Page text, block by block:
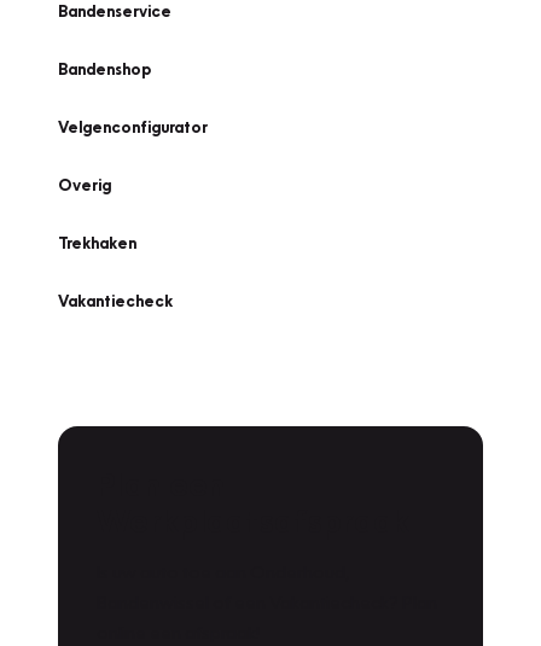
Bandenservice
Bandenshop
Velgenconfigurator
Overig
Trekhaken
Vakantiecheck